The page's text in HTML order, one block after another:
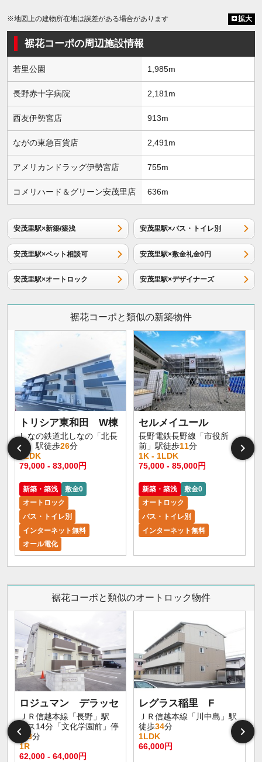
※地図上の建物所在地は誤差がある場合があります 拡大
裾花コーポの周辺施設情報
若里公園 1,985m
長野赤十字病院 2,181m
西友伊勢宮店 913m
ながの東急百貨店 2,491m
アメリカンドラッグ伊勢宮店 755m
コメリハード＆グリーン安茂里店 636m
安茂里駅×新築/築浅 安茂里駅×バス・トイレ別
安茂里駅×ペット相談可 安茂里駅×敷金礼金0円
安茂里駅×オートロック 安茂里駅×デザイナーズ
裾花コーポと類似の新築物件
トリシア東和田 W棟
しなの鉄道北しなの「北長
野」駅徒歩26分
1LDK
79,000 - 83,000円
新築・築浅
敷金0
オートロック
バス・トイレ別
インターネット無料
オール電化
セルメイユール
長野電鉄長野線「市役所
前」駅徒歩11分
1K - 1LDK
75,000 - 85,000円
新築・築浅
敷金0
オートロック
バス・トイレ別
インターネット無料
裾花コーポと類似のオートロック物件
ロジュマン デラッセ
ＪＲ信越本線「長野」駅
バス14分「文化学園前」停
歩 3分
1R
62,000 - 64,000円
レグラス稲里 F
ＪＲ信越本線「川中島」駅
徒歩34分
1LDK
66,000円